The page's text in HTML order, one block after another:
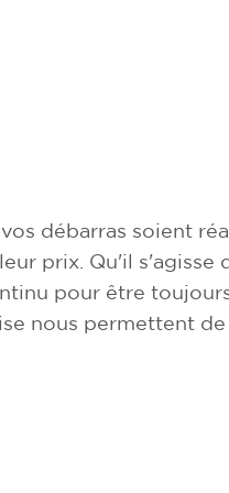
débarras soient
prix. Qu'il s'agisse
pour être
nous permettent